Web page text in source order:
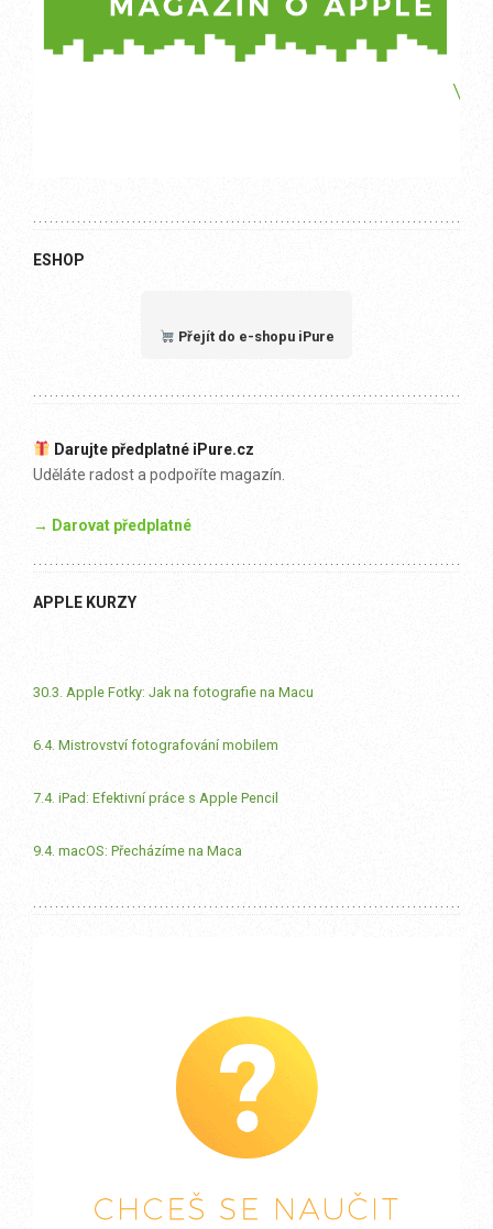
ESHOP
Přejít do e-shopu iPure
Darujte předplatné iPure.cz
Uděláte radost a podpoříte magazín.
→ Darovat předplatné
APPLE KURZY
30.3. Apple Fotky: Jak na fotografie na Macu
6.4. Mistrovství fotografování mobilem
7.4. iPad: Efektivní práce s Apple Pencil
9.4. macOS: Přecházíme na Maca